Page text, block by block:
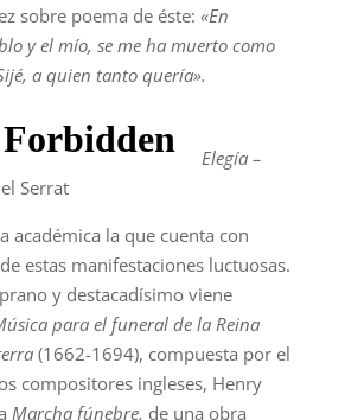
sobre poema de éste: «En
y el mío, se me ha muerto como
a quien tanto quería».
Elegía –
Serrat
académica la que cuenta con
estas manifestaciones luctuosas.
y destacadísimo viene
para el funeral de la Reina
(1662-1694), compuesta por el
compositores ingleses, Henry
Marcha fúnebre, de una obra